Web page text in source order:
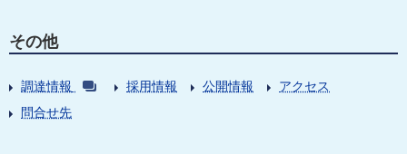
その他
調達情報 採用情報 公開情報
アクセス
問合せ先